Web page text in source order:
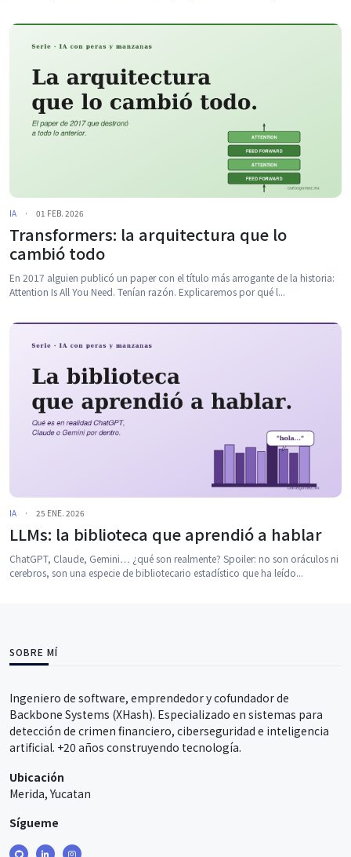
IA · 01 FEB. 2026
Transformers: la arquitectura que lo
cambió todo
En 2017 alguien publicó un paper con el título más arrogante de la historia:
Attention Is All You Need. Tenían razón. Explicaremos por qué l...
IA · 25 ENE. 2026
LLMs: la biblioteca que aprendió a hablar
ChatGPT, Claude, Gemini… ¿qué son realmente? Spoiler: no son oráculos ni
cerebros, son una especie de bibliotecario estadístico que ha leído...
SOBRE MÍ
Ingeniero de software, emprendedor y cofundador de
Backbone Systems (XHash). Especializado en sistemas para
detección de crimen financiero, ciberseguridad e inteligencia
artificial. +20 años construyendo tecnología.
Ubicación
Merida, Yucatan
Sígueme